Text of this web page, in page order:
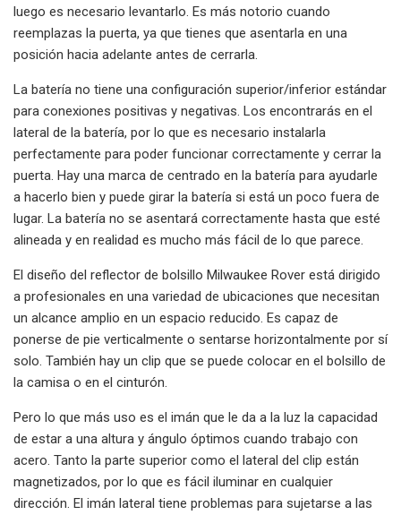
luego es necesario levantarlo. Es más notorio cuando
reemplazas la puerta, ya que tienes que asentarla en una
posición hacia adelante antes de cerrarla.
La batería no tiene una configuración superior/inferior estándar
para conexiones positivas y negativas. Los encontrarás en el
lateral de la batería, por lo que es necesario instalarla
perfectamente para poder funcionar correctamente y cerrar la
puerta. Hay una marca de centrado en la batería para ayudarle
a hacerlo bien y puede girar la batería si está un poco fuera de
lugar. La batería no se asentará correctamente hasta que esté
alineada y en realidad es mucho más fácil de lo que parece.
El diseño del reflector de bolsillo Milwaukee Rover está dirigido
a profesionales en una variedad de ubicaciones que necesitan
un alcance amplio en un espacio reducido. Es capaz de
ponerse de pie verticalmente o sentarse horizontalmente por sí
solo. También hay un clip que se puede colocar en el bolsillo de
la camisa o en el cinturón.
Pero lo que más uso es el imán que le da a la luz la capacidad
de estar a una altura y ángulo óptimos cuando trabajo con
acero. Tanto la parte superior como el lateral del clip están
magnetizados, por lo que es fácil iluminar en cualquier
dirección. El imán lateral tiene problemas para sujetarse a las